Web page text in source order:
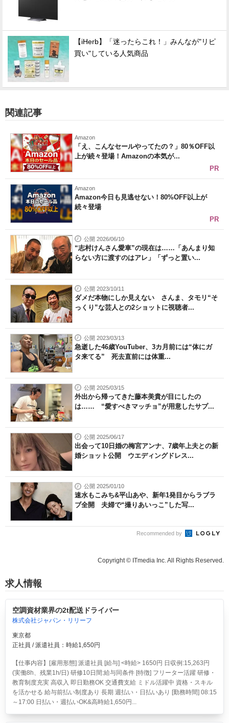
【iHerb】「迷ったらこれ！」みんなが"リピ
買い"している人気商品
関連記事
Amazon
「え、こんなセールやってたの？」80％OFF以
上が続々登場！Amazonの本気が...
PR
Amazon
Amazon今日も見逃せない！80%OFF以上が
続々登場
PR
公開 2026/06/10
“志村けんさん愛車”の現在は……「あんまり知
らない方に渡すのはアレ」「ずっと置い...
公開 2023/10/11
ダメだ本物にしか見えない さんま、タモリ“そ
っくり”な芸人との2ショットに視聴者...
公開 2023/03/13
急逝した46歳YouTuber、3カ月前には“体にガ
タ来てる” 死去直前には体重...
公開 2025/03/15
外出から帰ってきた藤本美貴が目にしたの
は…… “愛すべきマッチョ”が用意したサプ...
公開 2025/06/17
出会って10日婚の梅宮アンナ、7歳年上夫との新
婚ショット公開 ウエディングドレス...
公開 2025/01/10
速水もこみち&平山あや、新年1発目からラブラ
ブ全開 夫婦で“撮りあいっこ”した写...
Recommended by
Copyright © ITmedia Inc. All Rights Reserved.
求人情報
空調資材業界の2t配送ドライバー
株式会社ジャパン・リリーフ
東京都
正社員 / 派遣社員：時給1,650円
【仕事内容】[雇用形態] 派遣社員 [給与] <時給> 1650円 日収例:15,263円
(実働8h、残業1h/日) 研修10日間:給与同条件 [特徴] フリーター活躍 研修・
教育制度充実 高収入 即日勤務OK 交通費支給 ミドル活躍中 資格・スキル
を活かせる 給与前払い制度あり 長期 週払い・日払いあり [勤務時間] 08:15
～17:00 日払い・週払いOK&高時給1,650円...